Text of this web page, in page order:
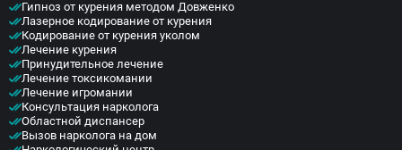
Дрезна
Пересвет
Гипноз от курения методом Довженко
Лазерное кодирование от курения
Кодирование от курения уколом
Лечение курения
Принудительное лечение
Лечение токсикомании
Лечение игромании
Консультация нарколога
Областной диспансер
Вызов нарколога на дом